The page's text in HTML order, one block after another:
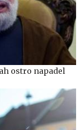
ostro napadel